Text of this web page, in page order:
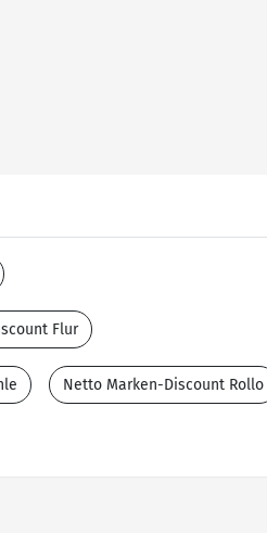
Flur
Netto Marken-Discount Rollo